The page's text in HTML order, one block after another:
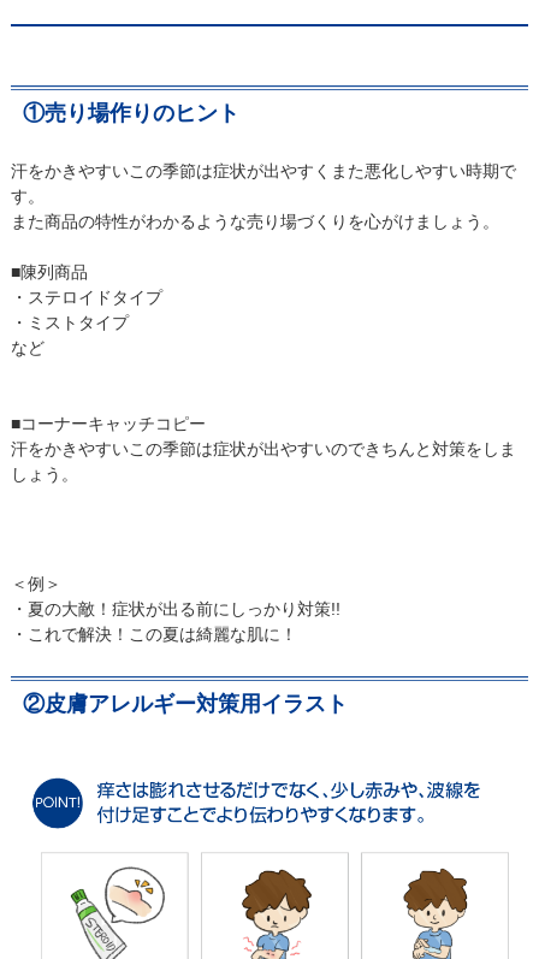
①売り場作りのヒント
汗をかきやすいこの季節は症状が出やすくまた悪化しやすい時期で
す。
また商品の特性がわかるような売り場づくりを心がけましょう。
■陳列商品
・ステロイドタイプ
・ミストタイプ
など
■コーナーキャッチコピー
汗をかきやすいこの季節は症状が出やすいのできちんと対策をしま
しょう。
＜例＞
・夏の大敵！症状が出る前にしっかり対策!!
・これで解決！この夏は綺麗な肌に！
②皮膚アレルギー対策用イラスト